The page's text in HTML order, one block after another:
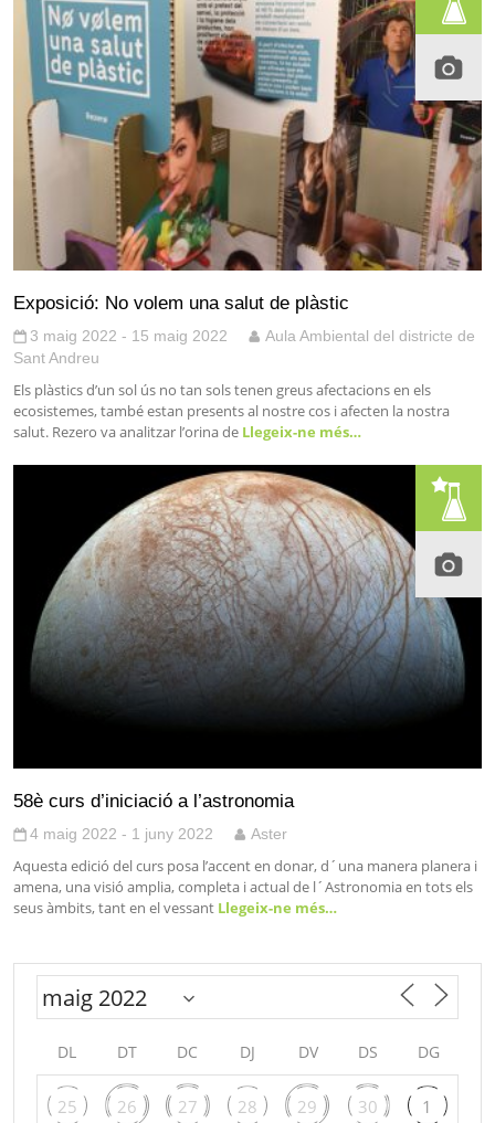
Exposició: No volem una salut de plàstic
3 maig 2022 - 15 maig 2022
Aula Ambiental del districte de
Sant Andreu
Els plàstics d’un sol ús no tan sols tenen greus afectacions en els
ecosistemes, també estan presents al nostre cos i afecten la nostra
salut. Rezero va analitzar l’orina de Llegeix-ne més…
58è curs d’iniciació a l’astronomia
4 maig 2022 - 1 juny 2022 Aster
Aquesta edició del curs posa l’accent en donar, d´una manera planera i
amena, una visió amplia, completa i actual de l´Astronomia en tots els
seus àmbits, tant en el vessant Llegeix-ne més…
DL DT DC DJ DV DS DG
25 26 27 28 29 30 1